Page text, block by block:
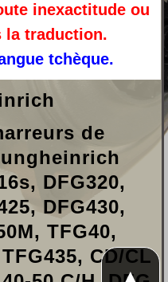
inexactitude ou
la traduction.
tchèque.
de
DFG320,
DFG430,
TFG40,
CD/CL